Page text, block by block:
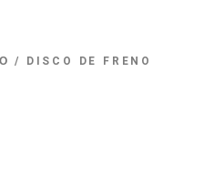
/ DISCO DE FRENO